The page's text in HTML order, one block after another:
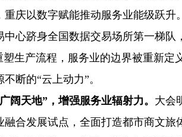
重庆以数字赋能推动服务业能级跃升
心跻身全国数据交易场所第一梯队
塑生产流程，服务业的边界被重新
断的“云上动力”。
阔天地”，增强服务业辐射力。 大会
融合发展试点，全面打造都市商文